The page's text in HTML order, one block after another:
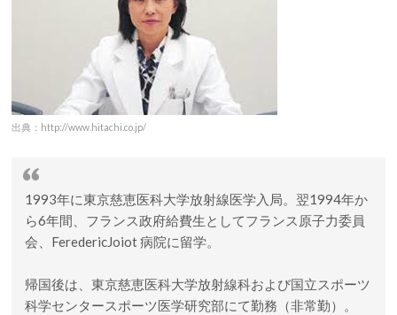
出典：http://www.hitachi.co.jp/
1993年に東京慈恵医科大学放射線医学入局。翌1994年か
ら6年間、フランス政府給費生としてフランス原子力委員
会、FeredericJoiot 病院に留学。
帰国後は、東京慈恵医科大学放射線科および国立スポーツ
科学センタースポーツ医学研究部にて勤務（非常勤）。